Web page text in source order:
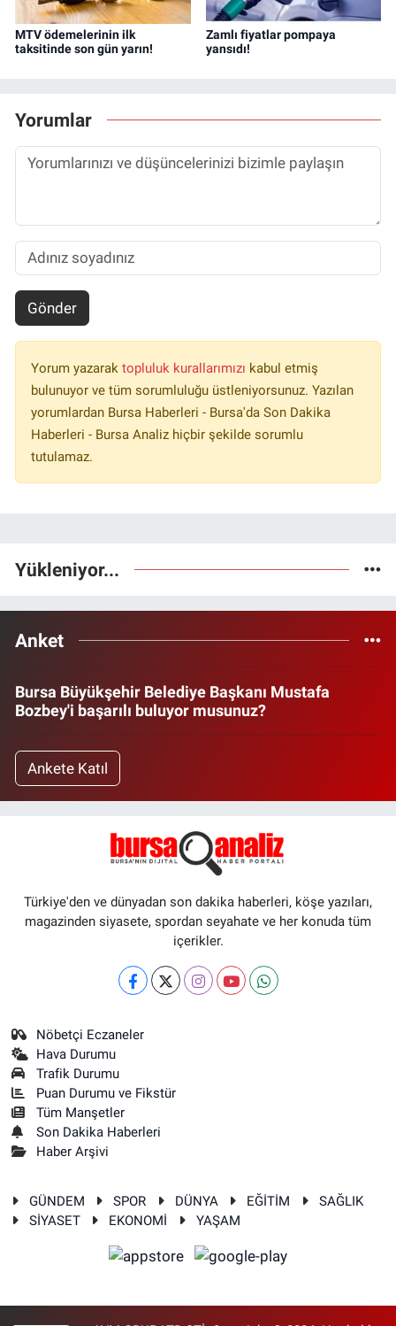
MTV ödemelerinin ilk
taksitinde son gün yarın!
Zamlı fiyatlar pompaya
yansıdı!
Yorumlar
Gönder
Yorum yazarak topluluk kurallarımızı kabul etmiş
bulunuyor ve tüm sorumluluğu üstleniyorsunuz. Yazılan
yorumlardan Bursa Haberleri - Bursa'da Son Dakika
Haberleri - Bursa Analiz hiçbir şekilde sorumlu
tutulamaz.
Yükleniyor...
Anket
Bursa Büyükşehir Belediye Başkanı Mustafa
Bozbey'i başarılı buluyor musunuz?
Ankete Katıl
Türkiye'den ve dünyadan son dakika haberleri, köşe yazıları,
magazinden siyasete, spordan seyahate ve her konuda tüm
içerikler.
Nöbetçi Eczaneler
Hava Durumu
Trafik Durumu
Puan Durumu ve Fikstür
Tüm Manşetler
Son Dakika Haberleri
Haber Arşivi
GÜNDEM SPOR DÜNYA EĞİTİM
SAĞLIK
SİYASET
EKONOMİ YAŞAM